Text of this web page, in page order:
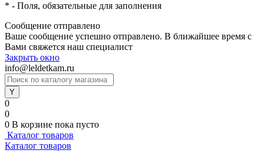
* - Поля, обязательные для заполнения
Сообщение отправлено
Ваше сообщение успешно отправлено. В ближайшее время с
Вами свяжется наш специалист
Закрыть окно
info@leldetkam.ru
0
0
0 В корзине пока пусто
Каталог товаров
Каталог товаров